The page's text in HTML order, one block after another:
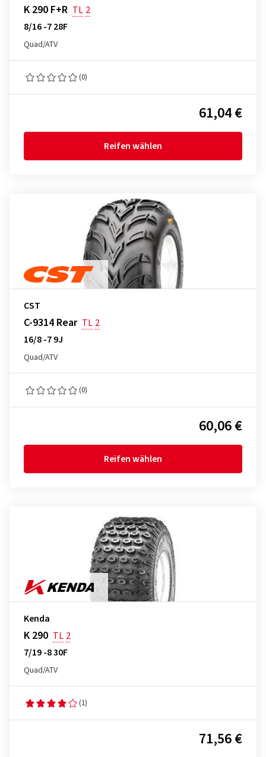
K 290 F+R TL 2
8/16 -7 28F
Quad/ATV
(0)
61,04 €
Reifen wählen
CST
C-9314 Rear TL 2
16/8 -7 9J
Quad/ATV
(0)
60,06 €
Reifen wählen
Kenda
K 290 TL 2
7/19 -8 30F
Quad/ATV
(1)
71,56 €